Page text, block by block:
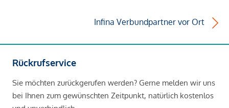
Infina Verbundpartner vor Ort
Rückrufservice
Sie möchten zurückgerufen werden? Gerne melden wir uns
bei Ihnen zum gewünschten Zeitpunkt, natürlich kostenlos